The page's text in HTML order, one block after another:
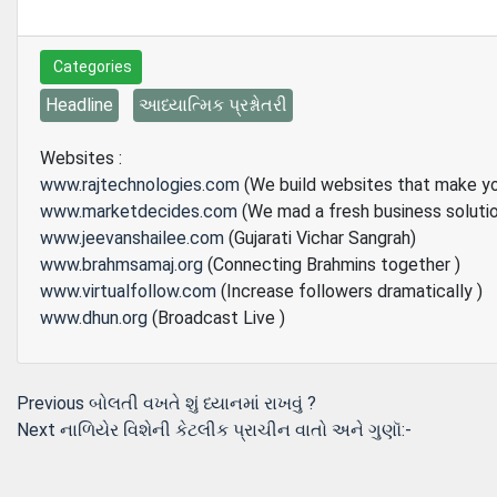
Categories
Headline આધ્યાત્મિક પ્રશ્નોતરી
Websites :
www.rajtechnologies.com (We build websites that make
www.marketdecides.com (We mad a fresh business
www.jeevanshailee.com (Gujarati Vichar Sangrah)
www.brahmsamaj.org (Connecting Brahmins together )
www.virtualfollow.com (Increase followers dramatically )
www.dhun.org (Broadcast Live )
Post
Previous Previous
post:
બોલતી વખતે શું ધ્યાનમાં રાખવું ?
Next Next
નાળિયેર વિશેની કેટલીક પ્રાચીન વાતો અને ગુણૉ:-